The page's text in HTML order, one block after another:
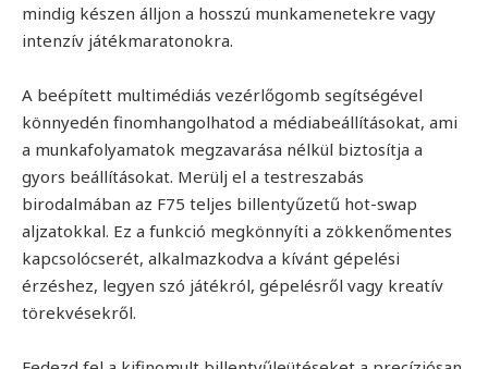
mindig készen álljon a hosszú munkamenetekre vagy
intenzív játékmaratonokra.
A beépített multimédiás vezérlőgomb segítségével
könnyedén finomhangolhatod a médiabeállításokat, ami
a munkafolyamatok megzavarása nélkül biztosítja a
gyors beállításokat. Merülj el a testreszabás
birodalmában az F75 teljes billentyűzetű hot-swap
aljzatokkal. Ez a funkció megkönnyíti a zökkenőmentes
kapcsolócserét, alkalmazkodva a kívánt gépelési
érzéshez, legyen szó játékról, gépelésről vagy kreatív
törekvésekről.